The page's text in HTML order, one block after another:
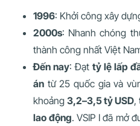
1996: Khởi công xây
2000s: Nhanh chóng
thành công nhất Việt
Đến nay: Đạt tỷ lệ lấp
án từ 25 quốc gia và
khoảng3,2–3,5 tỷ USD,
lao động. VSIP I đã mở